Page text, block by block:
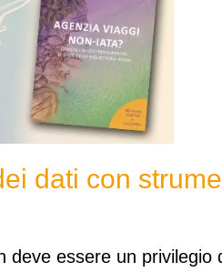
dati con
deve essere un privilegio